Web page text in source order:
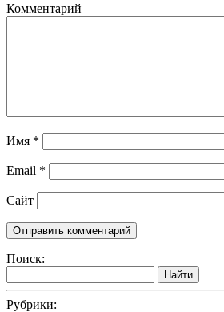
Комментарий
Имя *
Email *
Сайт
Поиск:
Найти
Рубрики: